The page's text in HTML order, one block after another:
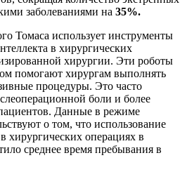
заболеваниями на35%.
Томаса использует инструменты
в хирургических
хирургии. Эти роботы
помогают хирургам выполнять
процедуры. Это часто
боли и более
Данные в режиме
о том, что использование
хирургических операциях в
среднее время пребывания в